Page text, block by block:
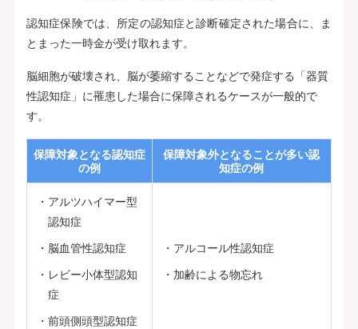
認知症保険では、所定の認知症と診断確定された場合に、ま
とまった一時金が受け取れます。
脳細胞が破壊され、脳が萎縮することなどで発症する「器質
性認知症」に罹患した場合に保障されるケースが一般的で
す。
保障対象となる認知症
の例
保障対象外となることが多い認
知症の例
アルツハイマー型
認知症
脳血管性認知症
レビー小体型認知
症
前頭側頭型認知症
アルコール性認知症
加齢による物忘れ